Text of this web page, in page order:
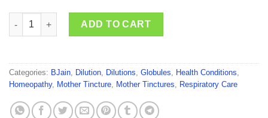
BJain Blatta Orientalis quantity
ADD TO CART
Categories: BJain, Dilution, Dilutions, Globules, Health Conditions,
Homeopathy, Mother Tincture, Mother Tinctures, Respiratory Care